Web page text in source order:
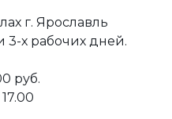
г. Ярославль
3-х рабочих дней.
руб.